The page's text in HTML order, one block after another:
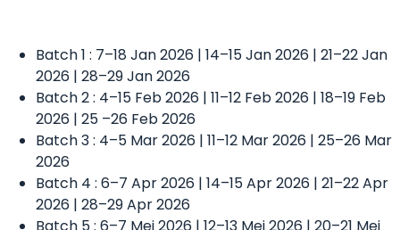
Batch 1 : 7–18 Jan 2026 | 14–15 Jan 2026 | 21–22 Jan
2026 | 28–29 Jan 2026
Batch 2 : 4–15 Feb 2026 | 11–12 Feb 2026 | 18–19 Feb
2026 | 25 –26 Feb 2026
Batch 3 : 4–5 Mar 2026 | 11–12 Mar 2026 | 25–26 Mar
2026
Batch 4 : 6–7 Apr 2026 | 14–15 Apr 2026 | 21–22 Apr
2026 | 28–29 Apr 2026
Batch 5 : 6–7 Mei 2026 | 12–13 Mei 2026 | 20–21 Mei